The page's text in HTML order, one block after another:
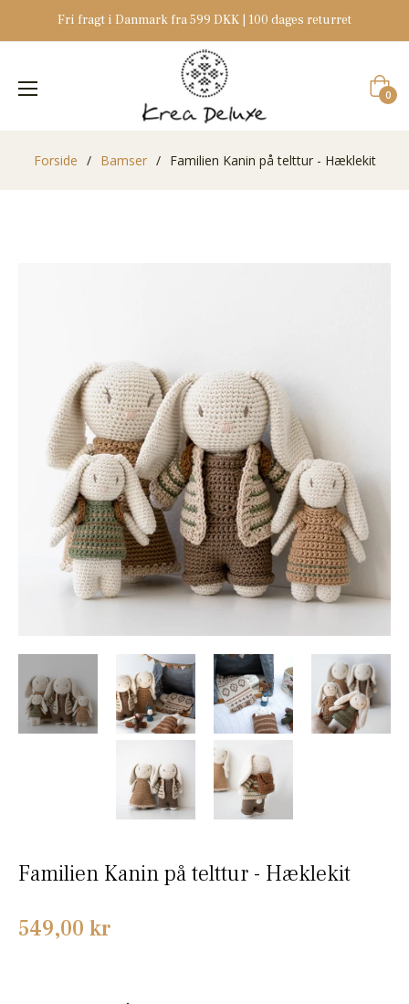
Fri fragt i Danmark fra 599 DKK | 100 dages returret
0
Forside / Bamser / Familien Kanin på telttur - Hæklekit
Familien Kanin på telttur - Hæklekit
Normalpris
549,00 kr